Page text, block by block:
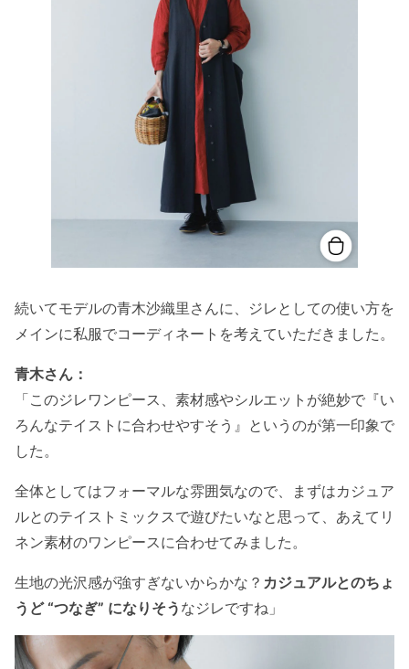
続いてモデルの青木沙織里さんに、ジレとしての使い方を
メインに私服でコーディネートを考えていただきました。
青木さん：
「このジレワンピース、素材感やシルエットが絶妙で『い
ろんなテイストに合わせやすそう』というのが第一印象で
した。
全体としてはフォーマルな雰囲気なので、まずはカジュア
ルとのテイストミックスで遊びたいなと思って、あえてリ
ネン素材のワンピースに合わせてみました。
生地の光沢感が強すぎないからかな？ カジュアルとのちょ
うど “つなぎ” になりそう なジレですね」